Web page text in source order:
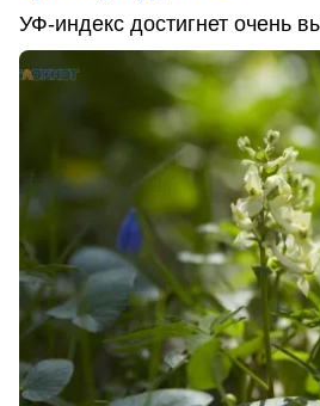
УФ-индекс достигнет очень